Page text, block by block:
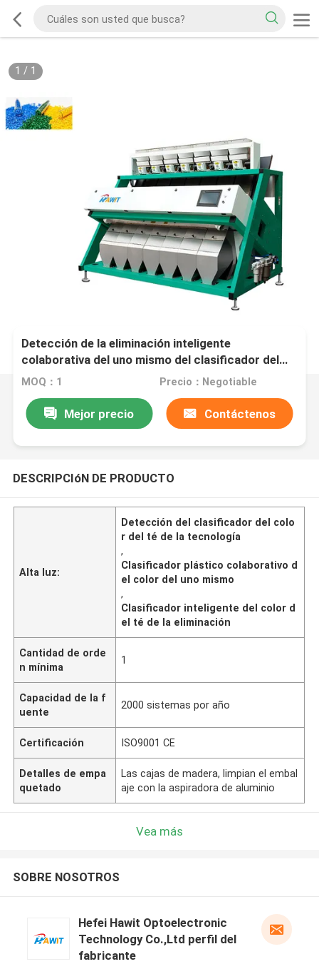
1 / 1
Detección de la eliminación inteligente
colaborativa del uno mismo del clasificador del
color del té de la tecnología
MOQ：1 Precio：Negotiable
Mejor precio Contáctenos
DESCRIPCIóN DE PRODUCTO
Alta luz:
Detección del clasificador del colo
r del té de la tecnología
,
Clasificador plástico colaborativo d
el color del uno mismo
,
Clasificador inteligente del color d
el té de la eliminación
Cantidad de orde
n mínima
1
Capacidad de la f
uente
2000 sistemas por año
Certificación ISO9001 CE
Detalles de empa
quetado
Las cajas de madera, limpian el embal
aje con la aspiradora de aluminio
Vea más
SOBRE NOSOTROS
Hefei Hawit Optoelectronic
Technology Co.,Ltd perfil del
fabricante